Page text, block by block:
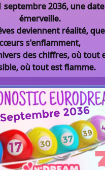
septembre 2036, une
émerveille.
deviennent réalité,
cœurs s'enflamment,
des chiffres, où tout
où tout est flamme.